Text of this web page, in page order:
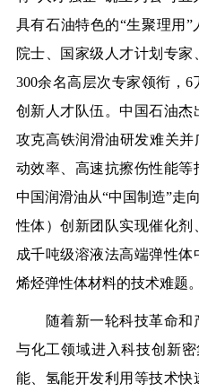
具有石油特色的“生聚理用
院士、国家级人才计划专
300余名高层次专家领衔，
创新人才队伍。中国石油
攻克高铁润滑油研发难关
动效率、高速抗擦伤性能
中国润滑油从“中国制造”走
性体）创新团队实现催化
成千吨级溶液法高端弹性
烯烃弹性体材料的技术难题
随着新一轮科技革命和
与化工领域进入科技创新
能、氢能开发利用等技术